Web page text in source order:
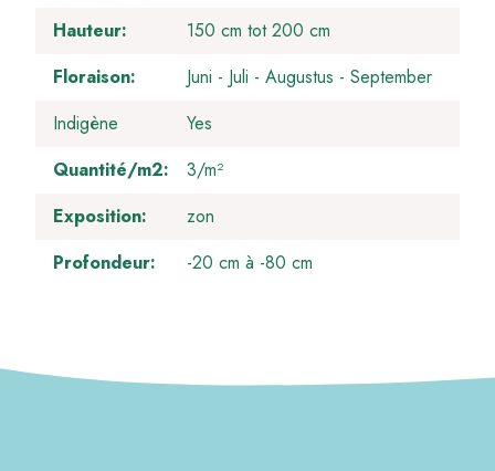
Hauteur
150 cm tot 200 cm
Floraison
Juni Juli Augustus
September
Indigène
Yes
Quantité/m2
3/m²
Exposition
zon
Profondeur
-20 cm à -80 cm